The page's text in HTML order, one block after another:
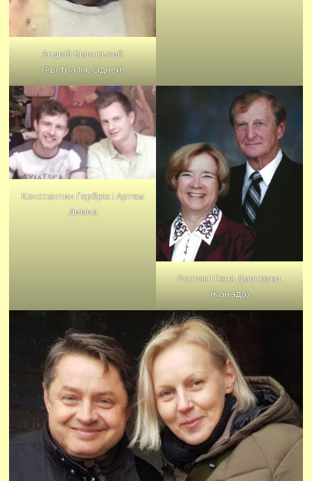
Андрій Білинський
(Австралія, Сідней)
Константин Ґербріх і Артем
Димид
Ростик і Геня Дмитруки
(Канада)